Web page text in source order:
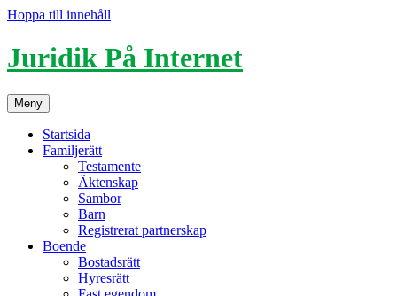
Hoppa till innehåll
Juridik På Internet
Meny
Startsida
Familjerätt
Testamente
Äktenskap
Sambor
Barn
Registrerat partnerskap
Boende
Bostadsrätt
Hyresrätt